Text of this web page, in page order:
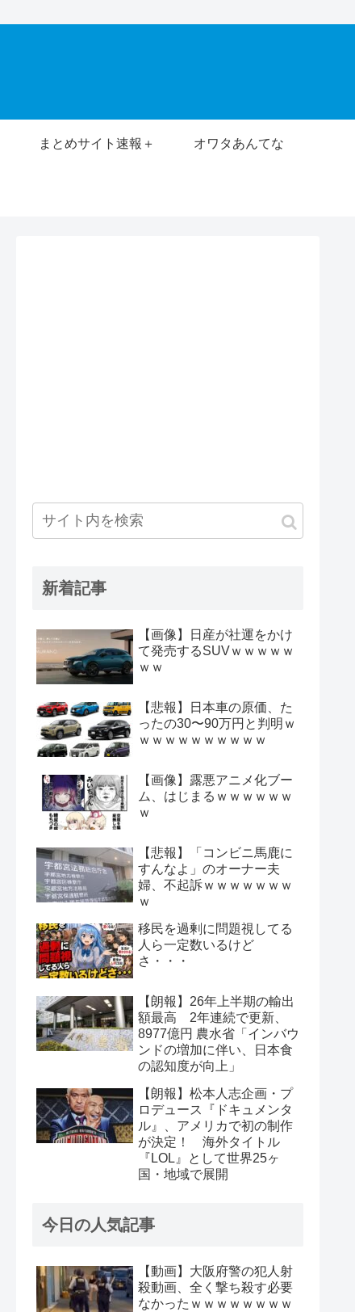
まとめサイト速報＋ オワタあんてな
新着記事
【画像】日産が社運をかけ
て発売するSUVｗｗｗｗｗ
ｗｗ
【悲報】日本車の原価、た
ったの30〜90万円と判明ｗ
ｗｗｗｗｗｗｗｗｗｗ
【画像】露悪アニメ化ブー
ム、はじまるｗｗｗｗｗｗ
ｗ
【悲報】「コンビニ馬鹿に
すんなよ」のオーナー夫
婦、不起訴ｗｗｗｗｗｗｗ
ｗ
移民を過剰に問題視してる
人ら一定数いるけど
さ・・・
【朗報】26年上半期の輸出
額最高 2年連続で更新、
8977億円 農水省「インバウ
ンドの増加に伴い、日本食
の認知度が向上」
【朗報】松本人志企画・プ
ロデュース『ドキュメンタ
ル』、アメリカで初の制作
が決定！ 海外タイトル
『LOL』として世界25ヶ
国・地域で展開
今日の人気記事
【動画】大阪府警の犯人射
殺動画、全く撃ち殺す必要
なかったｗｗｗｗｗｗｗｗ